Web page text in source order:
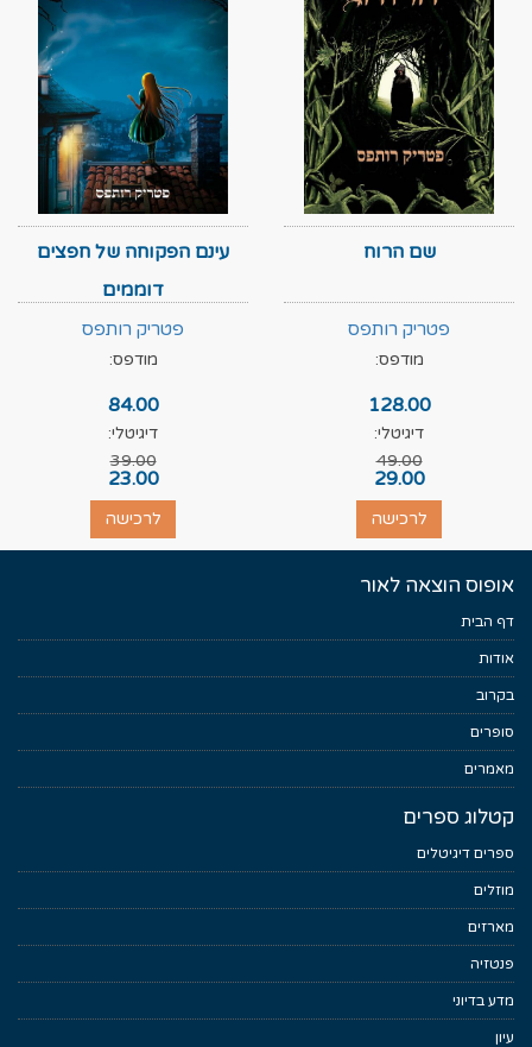
שם הרוח
פטריק רותפס
מודפס:
128.00
דיגיטלי:
49.00
29.00
לרכישה
עינם הפקוחה של חפצים
דוממים
פטריק רותפס
מודפס:
84.00
דיגיטלי:
39.00
23.00
לרכישה
אופוס הוצאה לאור
דף הבית
אודות
בקרוב
סופרים
מאמרים
קטלוג ספרים
ספרים דיגיטלים
מוזלים
מארזים
פנטזיה
מדע בדיוני
עיון